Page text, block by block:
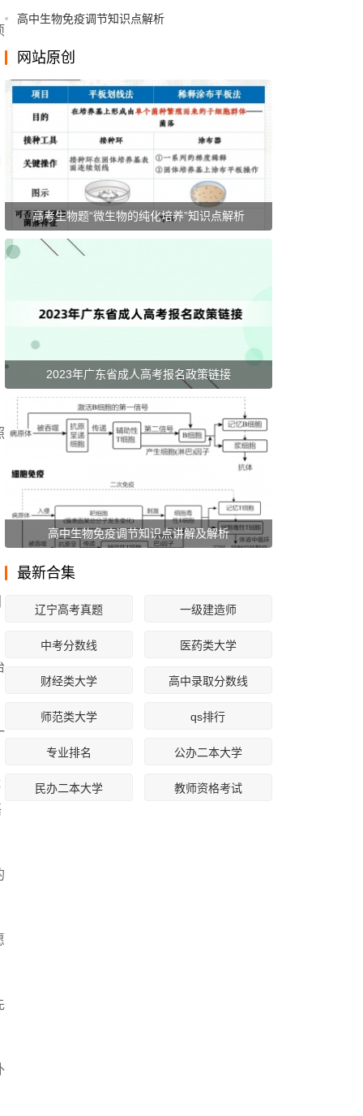
高中生物免疫调节知识点解析
网站原创
高考生物题“微生物的纯化培养”知识点解析
2023年广东省成人高考报名政策链接
高中生物免疫调节知识点讲解及解析
最新合集
辽宁高考真题 一级建造师
中考分数线 医药类大学
财经类大学 高中录取分数线
师范类大学 qs排行
专业排名 公办二本大学
民办二本大学 教师资格考试